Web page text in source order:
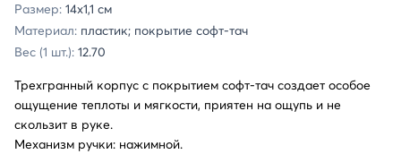
Размер: 14х1,1 см
Материал: пластик; покрытие софт-тач
Вес (1 шт.): 12.70
Трехгранный корпус с покрытием софт-тач создает особое
ощущение теплоты и мягкости, приятен на ощупь и не
скользит в руке.
Механизм ручки: нажимной.